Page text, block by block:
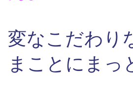
変なこだわり
まことにまっ